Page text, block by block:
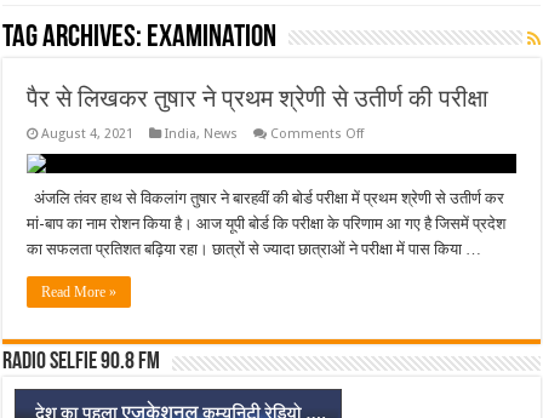
Tag Archives: examination
पैर से लिखकर तुषार ने प्रथम श्रेणी से उतीर्ण की परीक्षा
August 4, 2021 India, News Comments Offon
तुषार
ने
प्रथम
श्रेणी
से
अंजलि तंवर हाथ से विकलांग तुषार ने बारहवीं की बोर्ड परीक्षा में प्रथम श्रेणी से उतीर्ण कर
मां-बाप का नाम रोशन किया है। आज यूपी बोर्ड कि परीक्षा के परिणाम आ गए है जिसमें प्रदेश
का सफलता प्रतिशत बढ़िया रहा। छात्रों से ज्यादा छात्राओं ने परीक्षा में पास किया …
Read More »
Radio Selfie 90.8 FM